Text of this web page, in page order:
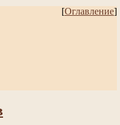
[Оглавление]